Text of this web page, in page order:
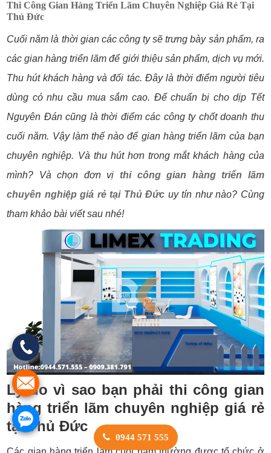
Thi Công Gian Hàng Triển Lãm Chuyên Nghiệp Giá Rẻ Tại
Thủ Đức
Cuối năm là thời gian các công ty sẽ trưng bày sản phẩm, ra
các gian hàng triển lãm để giới thiệu sản phẩm, dịch vụ mới.
Thu hút khách hàng và đối tác. Đây là thời điểm người tiêu
dùng có nhu cầu mua sắm cao. Để chuẩn bị cho dịp Tết
Nguyên Đán cũng là thời điểm các công ty chốt doanh thu
cuối năm. Vậy làm thế nào để gian hàng triển lãm của bạn
chuyên nghiệp. Và thu hút hơn trong mắt khách hàng của
mình? Và chọn đơn vị thi công gian hàng triển lãm
chuyên nghiệp giá rẻ tại Thủ Đức uy tín như nào? Cùng
tham khảo bài viết sau nhé!
Lý do vì sao bạn phải thi công gian
hàng triển lãm chuyên nghiệp giá rẻ
tại Thủ Đức
0944 571 555